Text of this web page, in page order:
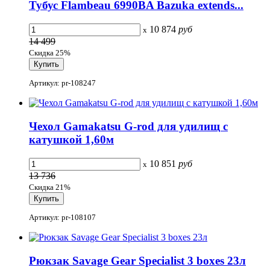
Тубус Flambeau 6990BA Bazuka extends...
x 10 874 руб
14 499
Скидка 25%
Артикул: pr-108247
Чехол Gamakatsu G-rod для удилищ с
катушкой 1,60м
x 10 851 руб
13 736
Скидка 21%
Артикул: pr-108107
Рюкзак Savage Gear Specialist 3 boxes 23л